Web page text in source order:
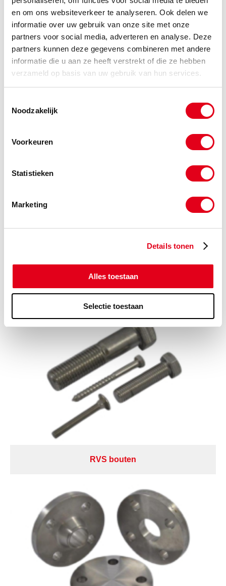
en om ons websiteverkeer te analyseren. Ook delen we
informatie over uw gebruik van onze site met onze
partners voor social media, adverteren en analyse. Deze
partners kunnen deze gegevens combineren met andere
informatie die u aan ze heeft verstrekt of die ze hebben
verzameld op basis van uw gebruik van hun services.
Noodzakelijk
Voorkeuren
Statistieken
Marketing
Details tonen
Alles toestaan
Selectie toestaan
Vlinderklep Xylia2 wafer
GGG40 - 316 DN200 -
Wormwielkast
Info Stuks
Socla Xylia2 wafer type
RVS bouten